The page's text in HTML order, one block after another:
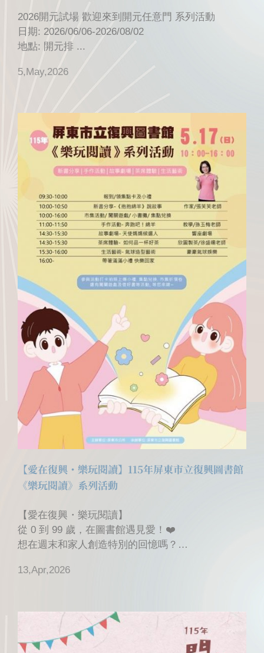
2026開元試場 歡迎來到開元任意門 系列活動
日期: 2026/06/06-2026/08/02
地點: 開元排 ...
5,May,2026
【愛在復興・樂玩閱讀】115年屏東市立復興圖書館
《樂玩閱讀》系列活動
【愛在復興・樂玩閱讀】
從 0 到 99 歲，在圖書館遇見愛！❤️
想在週末和家人創造特別的回憶嗎？
13,Apr,2026